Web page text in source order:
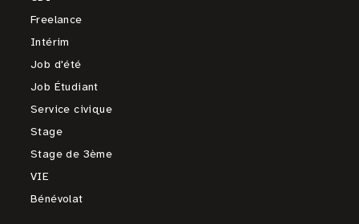
Freelance
Intérim
Job d'été
Job Étudiant
Service civique
Stage
Stage de 3ème
VIE
Bénévolat